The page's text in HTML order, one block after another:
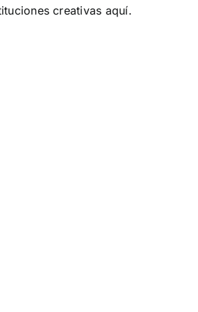
creativas aquí.